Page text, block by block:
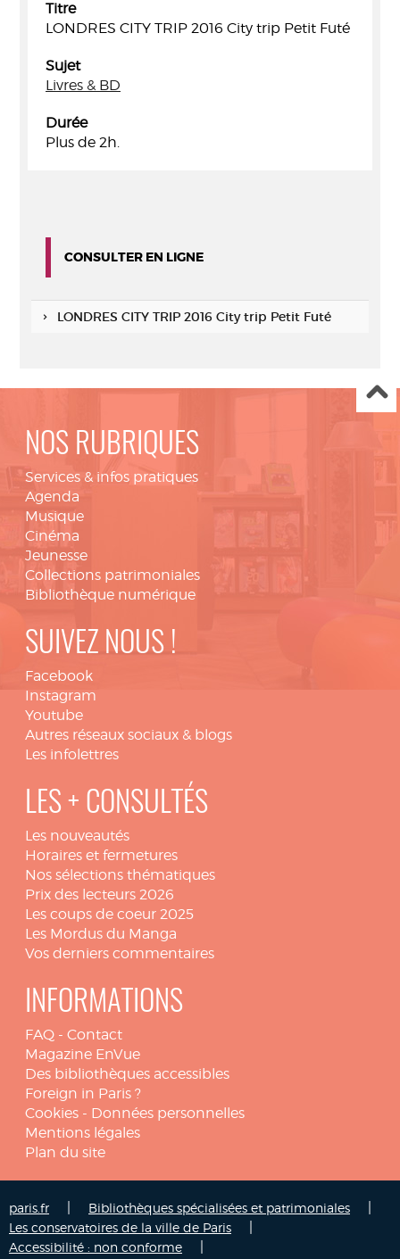
Titre
LONDRES CITY TRIP 2016 City trip Petit Futé
Sujet
Livres & BD
Durée
Plus de 2h.
CONSULTER EN LIGNE
LONDRES CITY TRIP 2016 City trip Petit Futé
NOS RUBRIQUES
Services & infos pratiques
Agenda
Musique
Cinéma
Jeunesse
Collections patrimoniales
Bibliothèque numérique
SUIVEZ NOUS !
Facebook
Instagram
Youtube
Autres réseaux sociaux & blogs
Les infolettres
LES + CONSULTÉS
Les nouveautés
Horaires et fermetures
Nos sélections thématiques
Prix des lecteurs 2026
Les coups de coeur 2025
Les Mordus du Manga
Vos derniers commentaires
INFORMATIONS
FAQ - Contact
Magazine EnVue
Des bibliothèques accessibles
Foreign in Paris ?
Cookies - Données personnelles
Mentions légales
Plan du site
paris.fr Bibliothèques spécialisées et patrimoniales
Les conservatoires de la ville de Paris
Accessibilité : non conforme